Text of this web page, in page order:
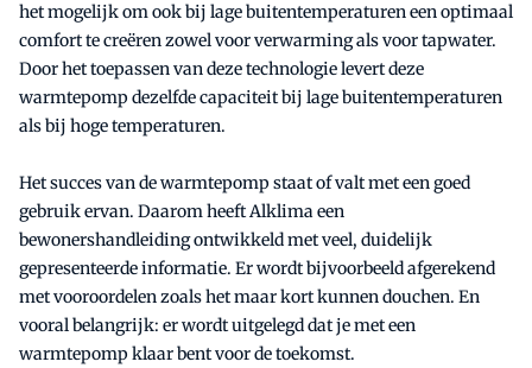
het mogelijk om ook bij lage buitentemperaturen een optimaal
comfort te creëren zowel voor verwarming als voor tapwater.
Door het toepassen van deze technologie levert deze
warmtepomp dezelfde capaciteit bij lage buitentemperaturen
als bij hoge temperaturen.
Het succes van de warmtepomp staat of valt met een goed
gebruik ervan. Daarom heeft Alklima een
bewonershandleiding ontwikkeld met veel, duidelijk
gepresenteerde informatie. Er wordt bijvoorbeeld afgerekend
met vooroordelen zoals het maar kort kunnen douchen. En
vooral belangrijk: er wordt uitgelegd dat je met een
warmtepomp klaar bent voor de toekomst.